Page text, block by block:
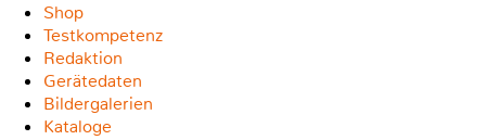
Shop
Testkompetenz
Redaktion
Gerätedaten
Bildergalerien
Kataloge